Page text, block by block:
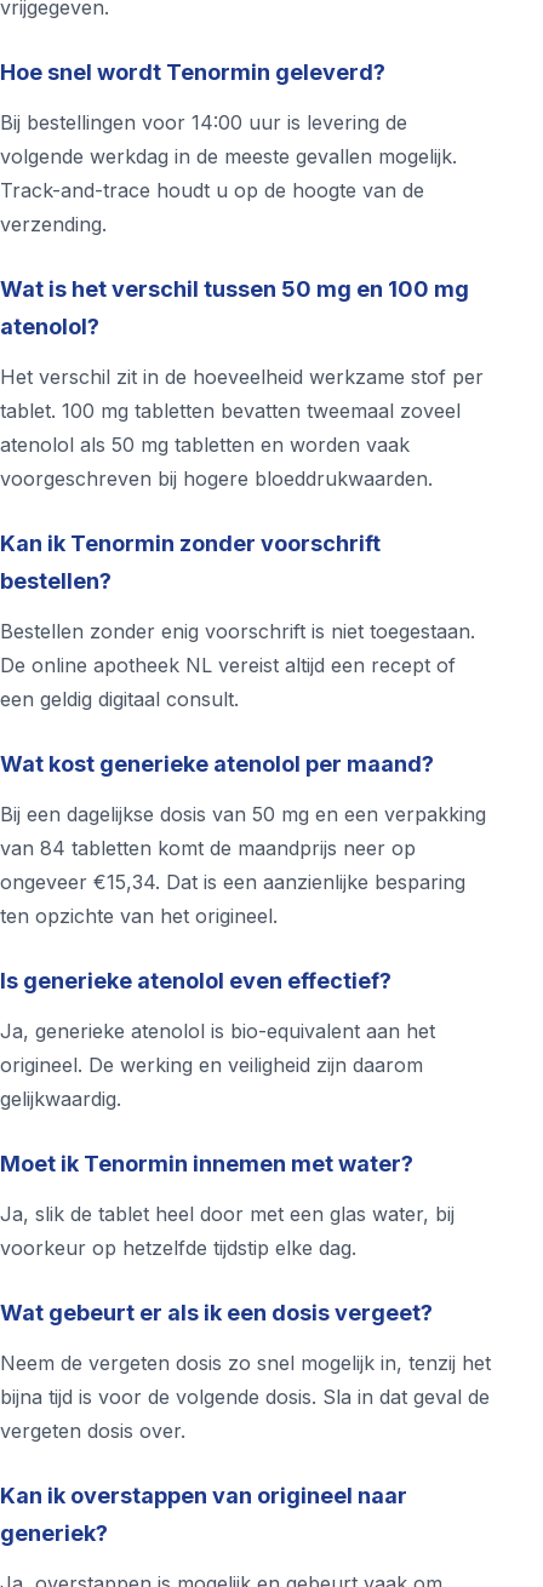
vrijgegeven.
Hoe snel wordt Tenormin geleverd?
Bij bestellingen voor 14:00 uur is levering de
volgende werkdag in de meeste gevallen mogelijk.
Track-and-trace houdt u op de hoogte van de
verzending.
Wat is het verschil tussen 50 mg en 100 mg
atenolol?
Het verschil zit in de hoeveelheid werkzame stof per
tablet. 100 mg tabletten bevatten tweemaal zoveel
atenolol als 50 mg tabletten en worden vaak
voorgeschreven bij hogere bloeddrukwaarden.
Kan ik Tenormin zonder voorschrift
bestellen?
Bestellen zonder enig voorschrift is niet toegestaan.
De online apotheek NL vereist altijd een recept of
een geldig digitaal consult.
Wat kost generieke atenolol per maand?
Bij een dagelijkse dosis van 50 mg en een verpakking
van 84 tabletten komt de maandprijs neer op
ongeveer €15,34. Dat is een aanzienlijke besparing
ten opzichte van het origineel.
Is generieke atenolol even effectief?
Ja, generieke atenolol is bio-equivalent aan het
origineel. De werking en veiligheid zijn daarom
gelijkwaardig.
Moet ik Tenormin innemen met water?
Ja, slik de tablet heel door met een glas water, bij
voorkeur op hetzelfde tijdstip elke dag.
Wat gebeurt er als ik een dosis vergeet?
Neem de vergeten dosis zo snel mogelijk in, tenzij het
bijna tijd is voor de volgende dosis. Sla in dat geval de
vergeten dosis over.
Kan ik overstappen van origineel naar
generiek?